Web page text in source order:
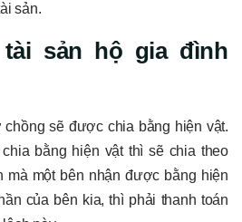
sản.
sản hộ gia đình
sẽ được chia bằng hiện vật.
bằng hiện vật thì sẽ chia theo
mà một bên nhận được bằng hiện
của bên kia, thì phải thanh toán